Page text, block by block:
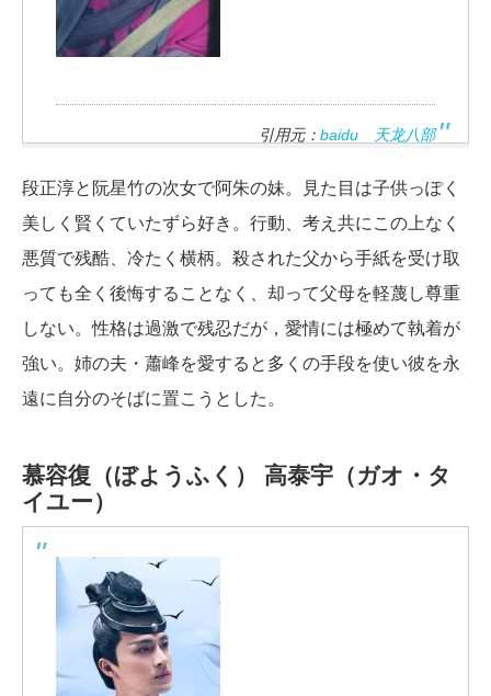
引用元： baidu 天龙八部
段正淳と阮星竹の次女で阿朱の妹。見た目は子供っぽく
美しく賢くていたずら好き。行動、考え共にこの上なく
悪質で残酷、冷たく横柄。殺された父から手紙を受け取
っても全く後悔することなく、却って父母を軽蔑し尊重
しない。性格は過激で残忍だが，愛情には極めて執着が
強い。姉の夫・蕭峰を愛すると多くの手段を使い彼を永
遠に自分のそばに置こうとした。
慕容復（ぼようふく）
高泰宇（ガオ・タ
イユー）